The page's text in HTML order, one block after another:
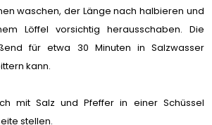
waschen, der Länge nach halbieren und
Löffel vorsichtig herausschaben. Die
für etwa 30 Minuten in Salzwasser
kann.
mit Salz und Pfeffer in einer Schüssel
stellen.